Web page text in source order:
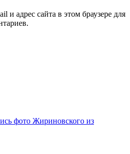
и адрес сайта в этом браузере для
фото Жириновского из